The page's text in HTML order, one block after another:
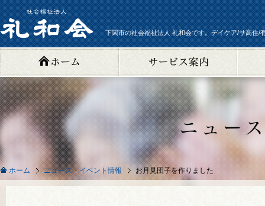
下関市の社会福祉法人 礼和会です。デイケア/サ高住/
ホーム ニュース・イベント情報 お月見団子を作りました